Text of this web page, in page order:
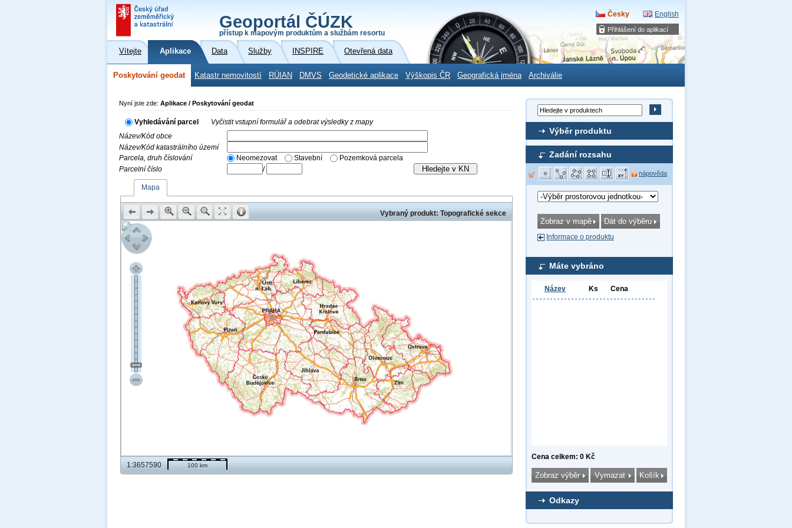
Přihlášení do aplikací
Geoportál ČÚZK
přístup k mapovým produktům a službám resortu
Česky English
Vítejte Aplikace Data Služby INSPIRE Otevřená data
Poskytování geodat Katastr nemovitostí RÚIAN DMVS Geodetické aplikace Výškopis ČR Geografická jména Archiválie
Výběr produktu
Zadání rozsahu
nápověda
Informace o produktu
Máte vybráno
Název Ks Cena
Cena celkem: 0 Kč
Odkazy
Nyní jste zde: Aplikace / Poskytování geodat
Vyhledávání parcel
Vyčistit vstupní formulář a odebrat výsledky z mapy
Název/Kód obce
Název/Kód katastrálního území
Parcela, druh číslování
Neomezovat Stavební
Pozemková parcela
Parcelní číslo
/
Mapa
Vybraný produkt: Topografické sekce
1:3657590 100 km